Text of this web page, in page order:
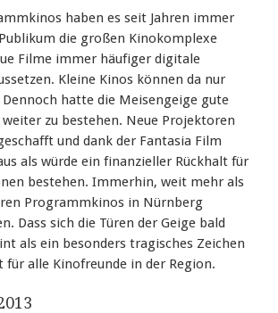
haben es seit Jahren immer
die großen Kinokomplexe
Filme immer häufiger digitale
Kleine Kinos können da nur
hatte die Meisengeige gute
zu bestehen. Neue Projektoren
und dank der Fantasia Film
als würde ein finanzieller Rückhalt für
bestehen. Immerhin, weit mehr als
Programmkinos in Nürnberg
Dass sich die Türen der Geige bald
als ein besonders tragisches Zeichen
für alle Kinofreunde in der Region.